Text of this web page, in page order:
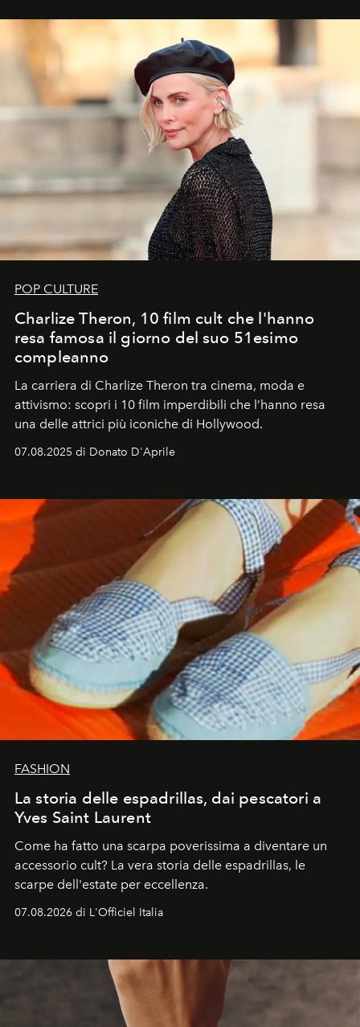
POP CULTURE
Charlize Theron, 10 film cult che l'hanno
resa famosa il giorno del suo 51esimo
compleanno
La carriera di Charlize Theron tra cinema, moda e
attivismo: scopri i 10 film imperdibili che l’hanno resa
una delle attrici più iconiche di Hollywood.
07.08.2025 di Donato D'Aprile
FASHION
La storia delle espadrillas, dai pescatori a
Yves Saint Laurent
Come ha fatto una scarpa poverissima a diventare un
accessorio cult? La vera storia delle espadrillas, le
scarpe dell'estate per eccellenza.
07.08.2026 di L'Officiel Italia